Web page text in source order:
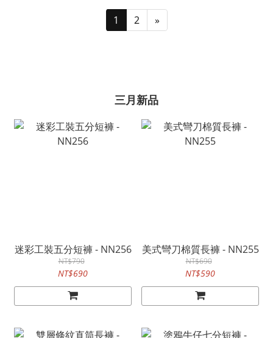
1 2 »
三月新品
迷彩工裝五分短褲 - NN256
NT$790
NT$690
美式彎刀棉質長褲 - NN255
NT$690
NT$590